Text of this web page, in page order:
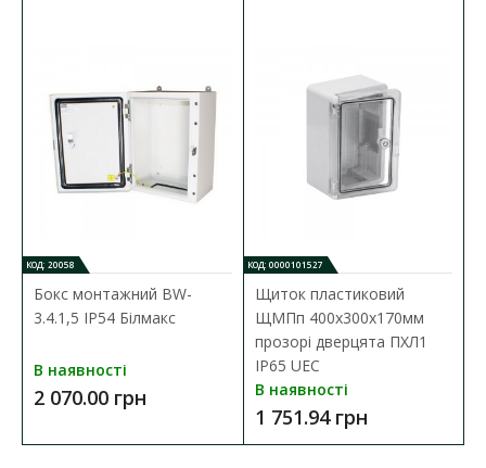
КОД: 20058
Бокс монтажний BW-
3.4.1,5 IP54 Білмакс
В наявності
2 070.00 грн
КОД: 0000101527
Щиток пластиковий
ЩМПп 400х300х170мм
прозорі дверцята ПХЛ1
IP65 UEC
В наявності
1 751.94 грн